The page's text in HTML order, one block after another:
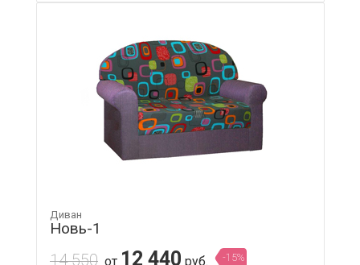
Диван
Новь-1
14 550 от 12 440 руб. -15%